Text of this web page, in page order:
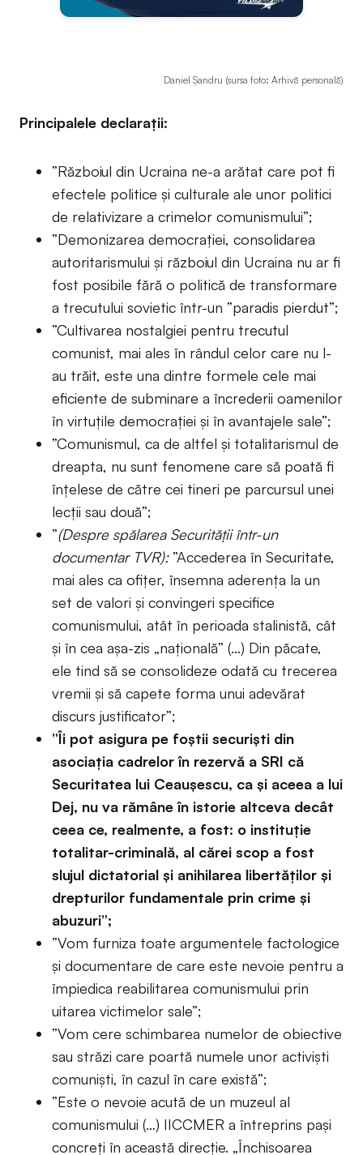
Daniel Șandru (sursa foto: Arhivă personală)
Principalele declarații:
”Războiul din Ucraina ne-a arătat care pot fi
efectele politice și culturale ale unor politici
de relativizare a crimelor comunismului”;
”Demonizarea democrației, consolidarea
autoritarismului și războiul din Ucraina nu ar fi
fost posibile fără o politică de transformare
a trecutului sovietic într-un ”paradis pierdut”;
”Cultivarea nostalgiei pentru trecutul
comunist, mai ales în rândul celor care nu l-
au trăit, este una dintre formele cele mai
eficiente de subminare a încrederii oamenilor
în virtuțile democrației și în avantajele sale”;
”Comunismul, ca de altfel și totalitarismul de
dreapta, nu sunt fenomene care să poată fi
înțelese de către cei tineri pe parcursul unei
lecții sau două”;
”(Despre spălarea Securității într-un
documentar TVR):”Accederea în Securitate,
mai ales ca ofițer, însemna aderența la un
set de valori și convingeri specifice
comunismului, atât în perioada stalinistă, cât
și în cea așa-zis „națională” (…) Din păcate,
ele tind să se consolideze odată cu trecerea
vremii și să capete forma unui adevărat
discurs justificator”;
”Îi pot asigura pe foștii securiști din
asociația cadrelor în rezervă a SRI că
Securitatea lui Ceaușescu, ca și aceea a lui
Dej, nu va rămâne în istorie altceva decât
ceea ce, realmente, a fost: o instituție
totalitar-criminală, al cărei scop a fost
slujul dictatorial și anihilarea libertăților și
drepturilor fundamentale prin crime și
abuzuri”;
”Vom furniza toate argumentele factologice
și documentare de care este nevoie pentru a
împiedica reabilitarea comunismului prin
uitarea victimelor sale”;
”Vom cere schimbarea numelor de obiective
sau străzi care poartă numele unor activiști
comuniști, în cazul în care există”;
”Este o nevoie acută de un muzeul al
comunismului (…) IICCMER a întreprins pași
concreți în această direcție. „Închisoarea